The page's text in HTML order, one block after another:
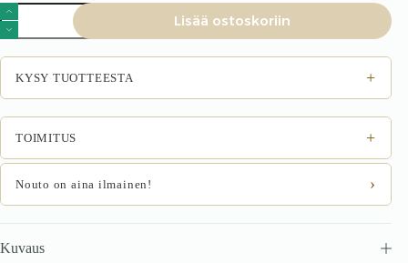
VENTO
DN-
100/82
kulmalokero,
väri:
valkoinen
/
hunajatiikku
määrä
Lisää ostoskoriin
KYSY TUOTTEESTA +
TOIMITUS +
Nouto on aina ilmainen! ›
Kuvaus